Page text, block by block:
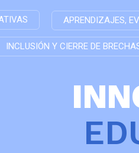
APRENDIZAJES,
INCLUSIÓN Y CIERRE DE